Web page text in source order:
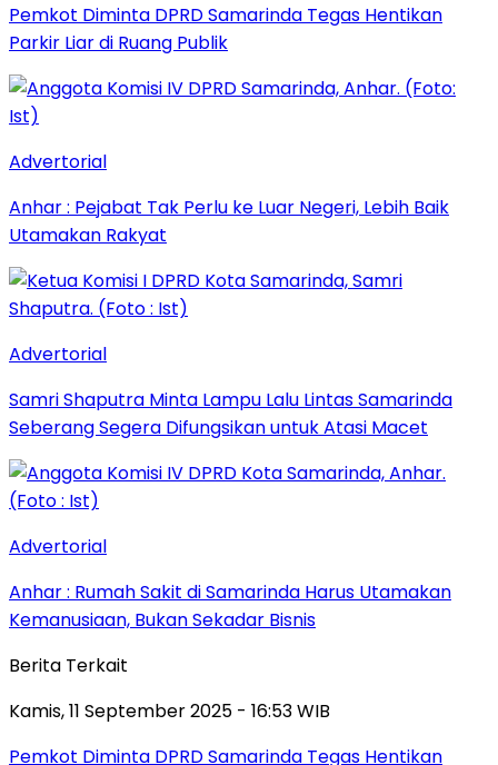
Pemkot Diminta DPRD Samarinda Tegas Hentikan
Parkir Liar di Ruang Publik
Advertorial
Anhar : Pejabat Tak Perlu ke Luar Negeri, Lebih Baik
Utamakan Rakyat
Advertorial
Samri Shaputra Minta Lampu Lalu Lintas Samarinda
Seberang Segera Difungsikan untuk Atasi Macet
Advertorial
Anhar : Rumah Sakit di Samarinda Harus Utamakan
Kemanusiaan, Bukan Sekadar Bisnis
Berita Terkait
Kamis, 11 September 2025 - 16:53 WIB
Pemkot Diminta DPRD Samarinda Tegas Hentikan